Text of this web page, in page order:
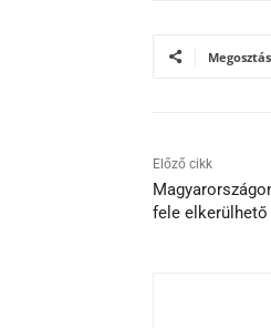
Megosztás
Előző cikk
fele elkerülhető